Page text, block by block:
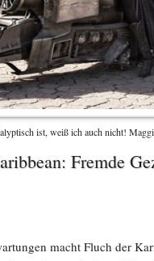
ist, weiß ich auch nicht!
Fremde
macht Fluch der